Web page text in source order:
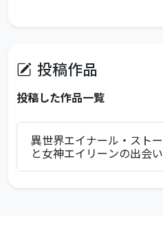
投稿作品
投稿した作品一覧
異世界エイナール・スト
と女神エイリーンの出会い